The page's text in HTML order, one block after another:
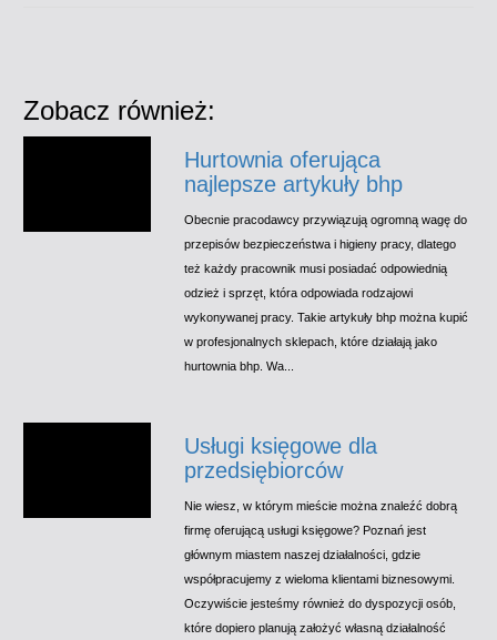
Zobacz również:
Hurtownia oferująca
najlepsze artykuły bhp
Obecnie pracodawcy przywiązują ogromną wagę do
przepisów bezpieczeństwa i higieny pracy, dlatego
też każdy pracownik musi posiadać odpowiednią
odzież i sprzęt, która odpowiada rodzajowi
wykonywanej pracy. Takie artykuły bhp można kupić
w profesjonalnych sklepach, które działają jako
hurtownia bhp. Wa...
Usługi księgowe dla
przedsiębiorców
Nie wiesz, w którym mieście można znaleźć dobrą
firmę oferującą usługi księgowe? Poznań jest
głównym miastem naszej działalności, gdzie
współpracujemy z wieloma klientami biznesowymi.
Oczywiście jesteśmy również do dyspozycji osób,
które dopiero planują założyć własną działalność